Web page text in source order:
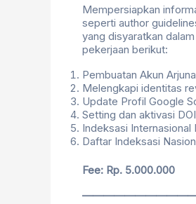
Mempersiapkan
seperti author
yang disyaratkan
pekerjaan berikut:
Pembuatan Akun
Melengkapi identitas
Update Profil Google
Setting dan aktivasi DOI
Indeksasi Internasional
Daftar Indeksasi
Fee: Rp. 5.000.000